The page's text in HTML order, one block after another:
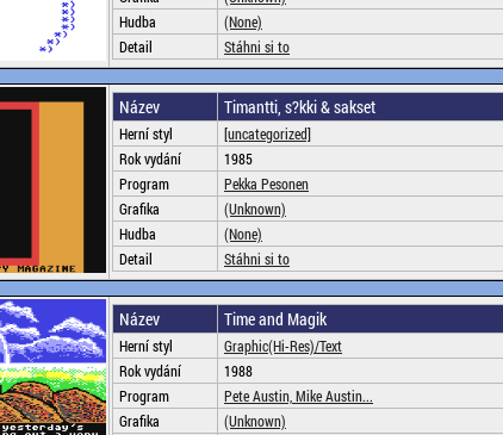
Hudba
(None)
Detail
Stáhni si to
Název Timantti, s?kki & sakset
Herní styl
[uncategorized]
Rok vydání
1985
Program
Pekka Pesonen
Grafika
(Unknown)
Hudba
(None)
Detail
Stáhni si to
Název Time and Magik
Herní styl
Graphic(Hi-Res)/Text
Rok vydání
1988
Program
Pete Austin, Mike Austin...
Grafika
(Unknown)